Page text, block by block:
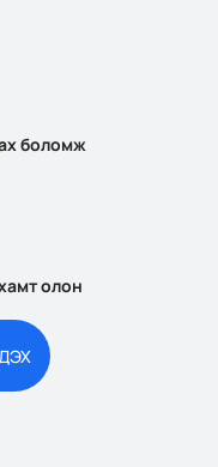
боломж
олон